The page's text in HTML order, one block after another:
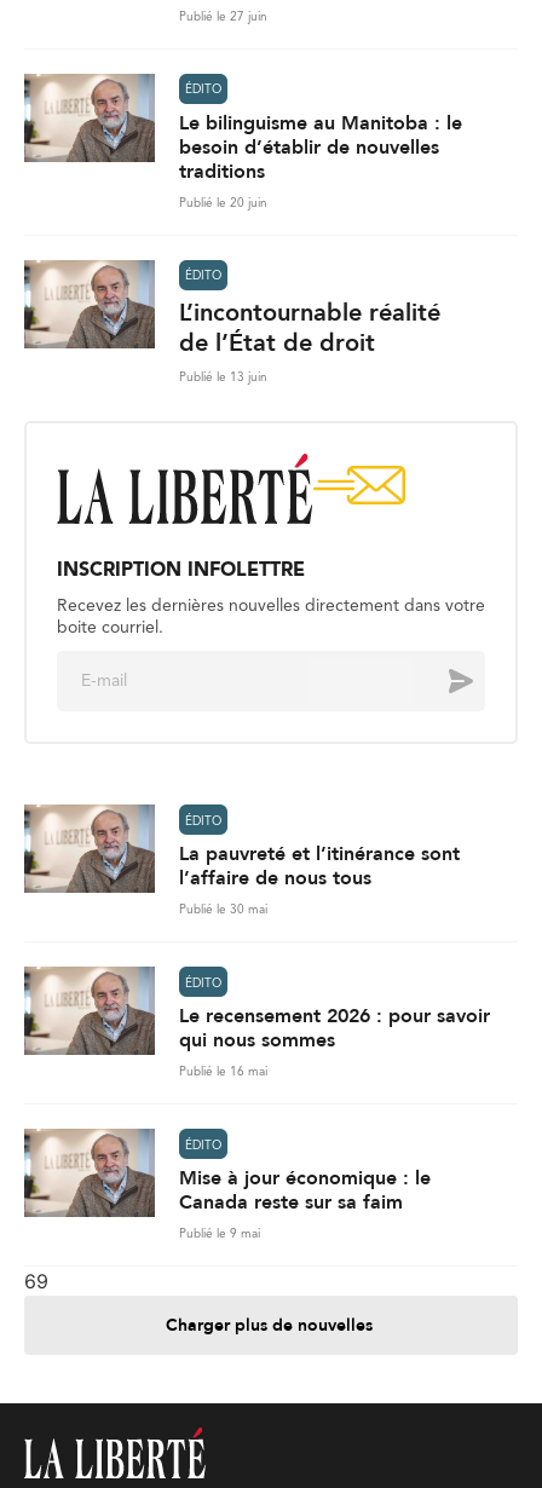
Publié le 27 juin
ÉDITO
Le bilinguisme au Manitoba : le
besoin d’établir de nouvelles
traditions
Publié le 20 juin
ÉDITO
L’incontournable réalité
de l’État de droit
Publié le 13 juin
INSCRIPTION INFOLETTRE
Recevez les dernières nouvelles directement dans votre
boite courriel.
Envoyer
ÉDITO
La pauvreté et l’itinérance sont
l’affaire de nous tous
Publié le 30 mai
ÉDITO
Le recensement 2026 : pour savoir
qui nous sommes
Publié le 16 mai
ÉDITO
Mise à jour économique : le
Canada reste sur sa faim
Publié le 9 mai
69
Charger plus de nouvelles